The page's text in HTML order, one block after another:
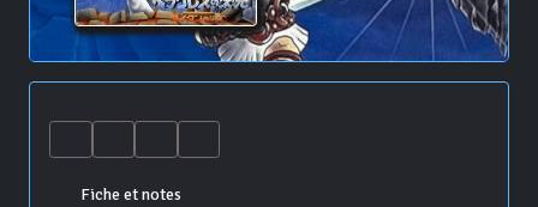
Fiche et notes